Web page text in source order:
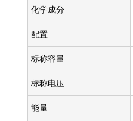
化学成分
配置
标称容量
标称电压
能量